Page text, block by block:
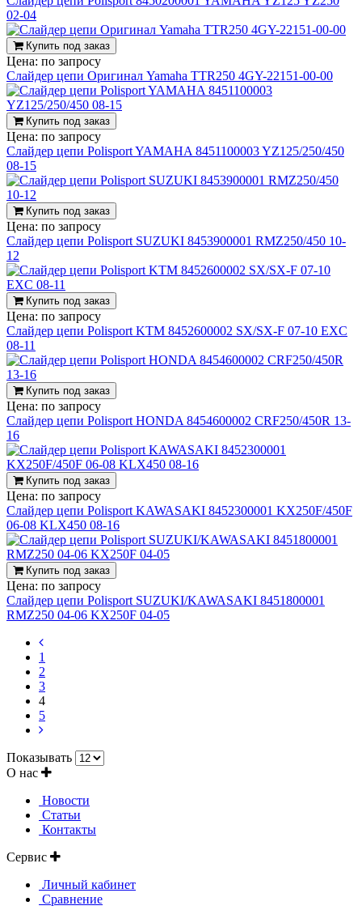
02-04
Купить под заказ
Цена: по запросу
Слайдер цепи Оригинал Yamaha TTR250 4GY-22151-00-00
Купить под заказ
Цена: по запросу
Слайдер цепи Polisport YAMAHA 8451100003 YZ125/250/450
08-15
Купить под заказ
Цена: по запросу
Слайдер цепи Polisport SUZUKI 8453900001 RMZ250/450 10-
12
Купить под заказ
Цена: по запросу
Слайдер цепи Polisport KTM 8452600002 SX/SX-F 07-10 EXC
08-11
Купить под заказ
Цена: по запросу
Слайдер цепи Polisport HONDA 8454600002 CRF250/450R 13-
16
Купить под заказ
Цена: по запросу
Слайдер цепи Polisport KAWASAKI 8452300001 KX250F/450F
06-08 KLX450 08-16
Купить под заказ
Цена: по запросу
Слайдер цепи Polisport SUZUKI/KAWASAKI 8451800001
RMZ250 04-06 KX250F 04-05
1
2
3
4
5
Показывать
О нас
Новости
Статьи
Контакты
Сервис
Личный кабинет
Сравнение